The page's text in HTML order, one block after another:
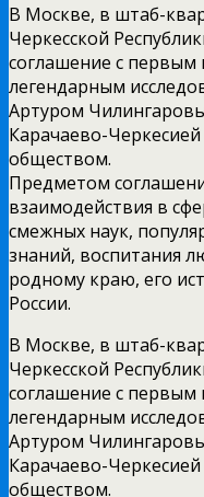
В Москве, в штаб-
Черкесской
соглашение с
легендарным
Артуром
Карачаево-
обществом.
Предметом
взаимодействия в
смежных наук,
знаний, воспитания
родному краю, его
России.
В Москве, в штаб-
Черкесской
соглашение с
легендарным
Артуром
Карачаево-
обществом.